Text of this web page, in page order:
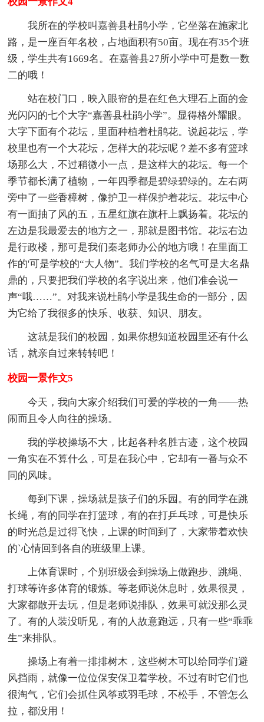
我所在的学校叫嘉善县杜鹃小学，它坐落在施家北
路，是一座百年名校，占地面积有50亩。现在有35个班
级，学生共有1669名。在嘉善县27所小学中可是数一数
二的哦！
站在校门口，映入眼帘的是在红色大理石上面的金
光闪闪的七个大字“嘉善县杜鹃小学”。显得格外耀眼。
大字下面有个花坛，里面种植着杜鹃花。说起花坛，学
校里也有一个大花坛，怎样大的花坛呢？差不多有篮球
场那么大，不过稍微小一点，是这样大的花坛。每一个
季节都长满了植物，一年四季都是碧绿碧绿的。左右两
旁中了一些香樟树，像护卫一样保护着花坛。花坛中心
有一面抽了风的五，五星红旗在旗杆上飘扬着。花坛的
左边是我最爱去的地方之一，那就是图书馆。花坛右边
是行政楼，那可是我们秦老师办公的地方哦！在里面工
作的'可是学校的“大人物”。我们学校的名气可是大名鼎
鼎的，只要把我们学校的名字说出来，他们准会说一
声“哦……”。对我来说杜鹃小学是我生命的一部分，因
为它给了我很多的快乐、收获、知识、朋友。
这就是我们的校园，如果你想知道校园里还有什么
话，就亲自过来转转吧！
校园一景作文5
今天，我向大家介绍我们可爱的学校的一角——热
闹而且令人向往的操场。
我的学校操场不大，比起各种名胜古迹，这个校园
一角实在不算什么，可是在我心中，它却有一番与众不
同的风味。
每到下课，操场就是孩子们的乐园。有的同学在跳
长绳，有的同学在打篮球，有的在打乒乓球，可是快乐
的时光总是过得飞快，上课的时间到了，大家带着欢快
的`心情回到各自的班级里上课。
上体育课时，个别班级会到操场上做跑步、跳绳、
打球等许多体育的锻炼。等老师说休息时，效果很灵，
大家都散开去玩，但是老师说排队，效果可就没那么灵
了。有的人装没听见，有的人故意跑远，只有一些“乖乖
生”来排队。
操场上有着一排排树木，这些树木可以给同学们避
风挡雨，就像一位位保安保卫着学校。不过有时它们也
很淘气，它们会抓住风筝或羽毛球，不松手，不管怎么
拉，都没用！